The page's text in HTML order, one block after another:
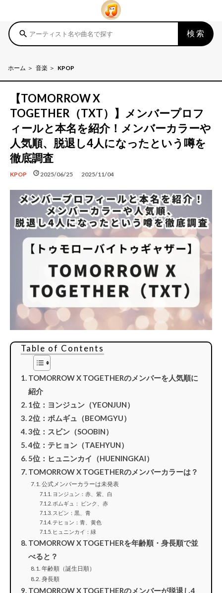
search 検索
ホーム 音楽 KPOP
【TOMORROW X
TOGETHER（TXT）】メンバープロフ
ィールと本名を紹介！メンバーカラーや
人気順、脱退し4人になったという噂を
徹底調査
KPOP schedule 2025/06/25
update 2025/11/04
Table of Contents
TOMORROW X TOGETHERのメンバーを人気順に
紹介
1位：ヨンジュン（YEONJUN）
2位：ボムギュ（BEOMGYU）
3位：スビン（SOOBIN）
4位：テヒョン（TAEHYUN）
5位：ヒュニンカイ（HUENINGKAI）
TOMORROW X TOGETHERのメンバーカラーは？
公式メンバーカラーは未発表
ヨンジュン：赤、紫、白
ボムギュ： ピンク、赤
スビン：黒、青
テヒョン：青、黄色
ヒュニンカイ：緑
TOMORROW X TOGETHERを年齢順・身長順で並
べると？
年齢順（誕生日順）
身長順
TOMORROW X TOGETHERのメンバーが脱退し4